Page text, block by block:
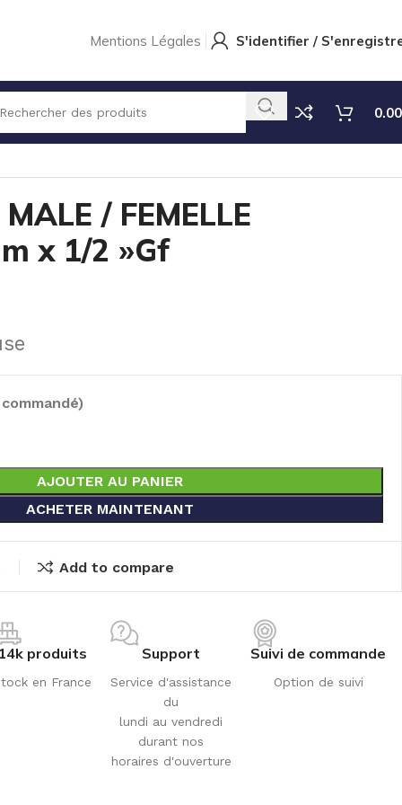
Mentions Légales S'identifier /
0.00
/ FEMELLE
x 1/2 »Gf
AJOUTER AU PANIER
ACHETER MAINTENANT
Add to compare
produits
en France
Support
Service d'assistance
du
lundi au vendredi
durant nos
horaires d'ouverture
Suivi de commande
Option de suivi